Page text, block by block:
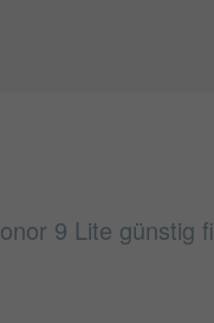
9 Lite günstig